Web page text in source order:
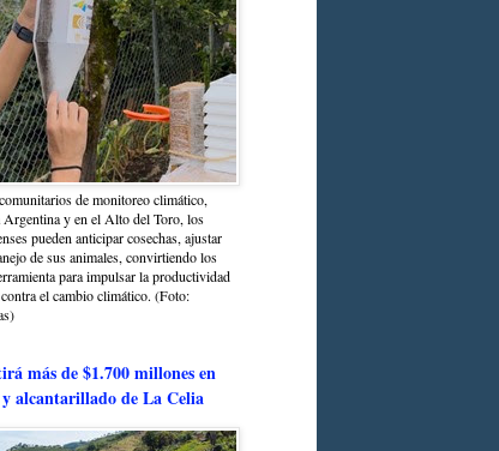
de monitoreo climático,
Argentina y en el Alto del Toro, los
pueden anticipar cosechas, ajustar
de sus animales, convirtiendo los
para impulsar la productividad
el cambio climático. (Foto:
más de $1.700 millones en
y alcantarillado de La Celia